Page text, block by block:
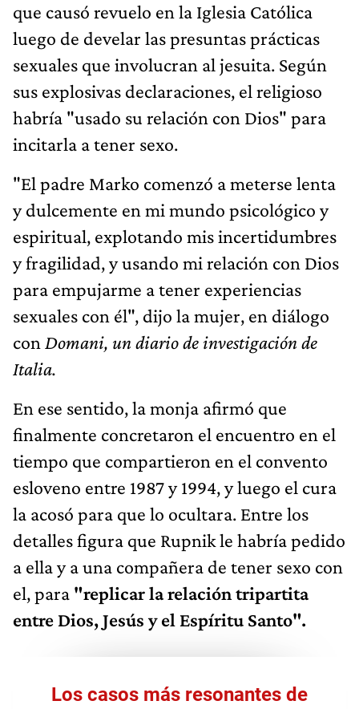
que causó revuelo en la Iglesia Católica
luego de develar las presuntas prácticas
sexuales que involucran al jesuita. Según
sus explosivas declaraciones, el religioso
habría "usado su relación con Dios" para
incitarla a tener sexo.
"El padre Marko comenzó a meterse lenta
y dulcemente en mi mundo psicológico y
espiritual, explotando mis incertidumbres
y fragilidad, y usando mi relación con Dios
para empujarme a tener experiencias
sexuales con él", dijo la mujer, en diálogo
con Domani, un diario de investigación de
Italia.
En ese sentido, la monja afirmó que
finalmente concretaron el encuentro en el
tiempo que compartieron en el convento
esloveno entre 1987 y 1994, y luego el cura
la acosó para que lo ocultara. Entre los
detalles figura que Rupnik le habría pedido
a ella y a una compañera de tener sexo con
el, para "replicar la relación tripartita
entre Dios, Jesús y el Espíritu Santo".
Los casos más resonantes de